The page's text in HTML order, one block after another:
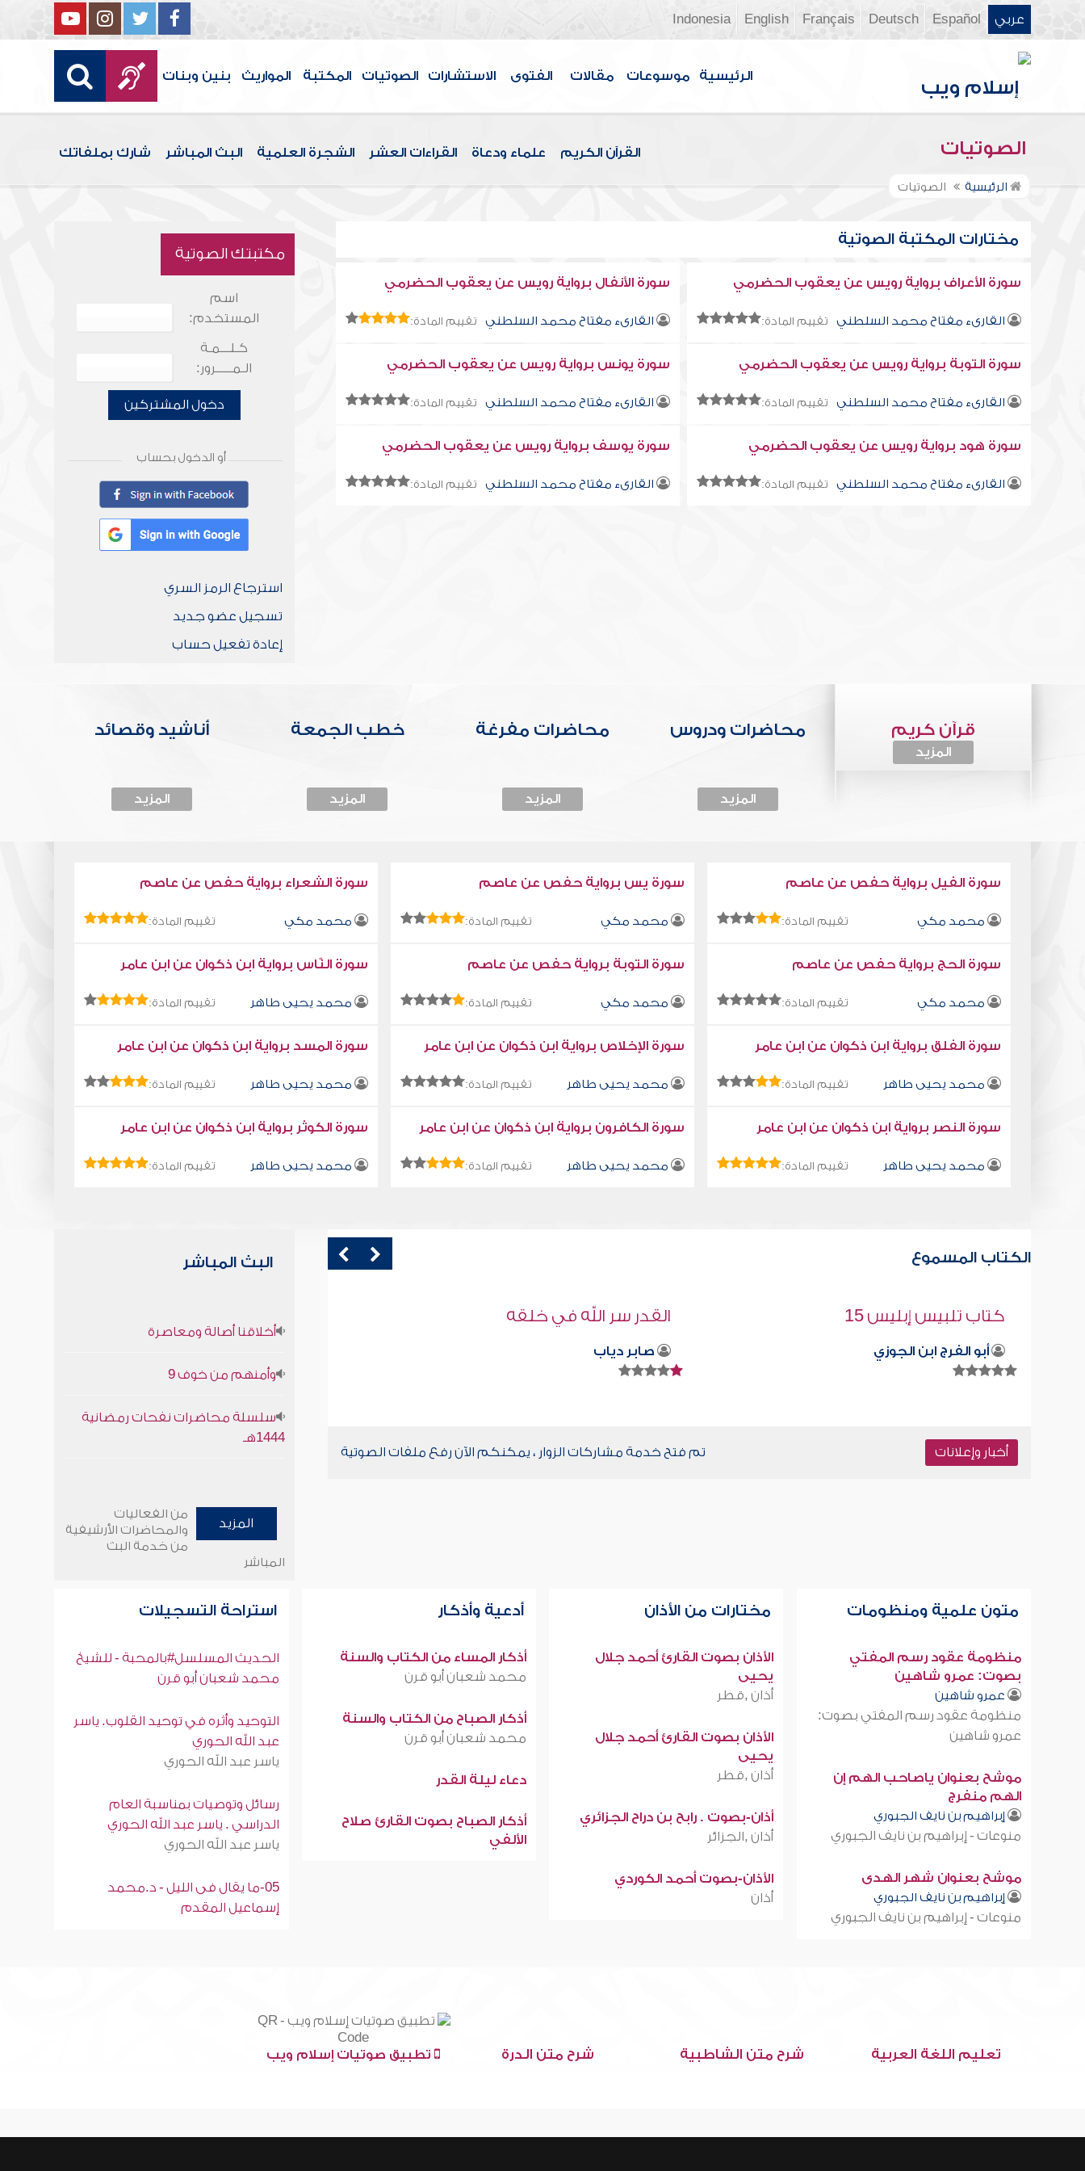
عربي Español
Deutsch
Français
English
Indonesia
الرئيسية موسوعات مقالات الفتوى الاستشارات الصوتيات المكتبة المواريث بنين وبنات
الصوتيات القرآن الكريم علماء ودعاة القراءات العشر الشجرة العلمية البث المباشر شارك بملفاتك
الرئيسية الصوتيات
مختارات المكتبة الصوتية
سورة الأعراف برواية رويس عن يعقوب الحضرمي
القارىء مفتاح محمد السلطني تقييم المادة:
سورة الأنفال برواية رويس عن يعقوب الحضرمي
القارىء مفتاح محمد السلطني تقييم المادة:
سورة التوبة برواية رويس عن يعقوب الحضرمي
القارىء مفتاح محمد السلطني تقييم المادة:
سورة يونس برواية رويس عن يعقوب الحضرمي
القارىء مفتاح محمد السلطني تقييم المادة:
سورة هود برواية رويس عن يعقوب الحضرمي
القارىء مفتاح محمد السلطني تقييم المادة:
سورة يوسف برواية رويس عن يعقوب الحضرمي
القارىء مفتاح محمد السلطني تقييم المادة:
مكتبتك الصوتية
اسم
المستخدم:
كـلـــمـة
الـمـــــرور:
دخول المشتركين
أو الدخول بحساب
استرجاع الرمز السري
تسجيل عضو جديد
إعادة تفعيل حساب
قرآن كريم
المزيد
محاضرات ودروس
المزيد
محاضرات مفرغة
المزيد
خطب الجمعة
المزيد
أناشيد وقصائد
المزيد
سورة الفيل برواية حفص عن عاصم
محمد مكي تقييم المادة:
سورة يس برواية حفص عن عاصم
محمد مكي تقييم المادة:
سورة الشعراء برواية حفص عن عاصم
محمد مكي تقييم المادة:
سورة الحج برواية حفص عن عاصم
محمد مكي تقييم المادة:
سورة التوبة برواية حفص عن عاصم
محمد مكي تقييم المادة:
سورة النّاس برواية ابن ذكوان عن ابن عامر
محمد يحيى طاهر تقييم المادة:
سورة الفلق برواية ابن ذكوان عن ابن عامر
محمد يحيى طاهر تقييم المادة:
سورة الإخلاص برواية ابن ذكوان عن ابن عامر
محمد يحيى طاهر تقييم المادة:
سورة المسد برواية ابن ذكوان عن ابن عامر
محمد يحيى طاهر تقييم المادة:
سورة النصر برواية ابن ذكوان عن ابن عامر
محمد يحيى طاهر تقييم المادة:
سورة الكافرون برواية ابن ذكوان عن ابن عامر
محمد يحيى طاهر تقييم المادة:
سورة الكوثر برواية ابن ذكوان عن ابن عامر
محمد يحيى طاهر تقييم المادة:
الكتاب المسموع
القدر سر الله في خلقه
صابر دياب
كتاب تلبيس إبليس 26
أبو الفرج ابن الجوزي
في فنون التعامل - الاهتمام بالمظهر
محمد العريفي
أخبار وإعلانات تم فتح خدمة مشاركات الزوار ، يمكنكم الآن رفع ملفات الصوتية
البث المباشر
أخلاقنا أصالة ومعاصرة
وأمنهم من خوف 9
سلسلة محاضرات نفحات رمضانية
1444هـ
المزيد
من الفعاليات
والمحاضرات الأرشيفية
من خدمة البث
المباشر
متون علمية ومنظومات
منظومة عقود رسم المفتي
بصوت: عمرو شاهين
عمرو شاهين
منظومة عقود رسم المفتي بصوت:
عمرو شاهين
موشح بعنوان ياصاحب الهم إن
الهم منفرج
إبراهيم بن نايف الجبوري
منوعات - إبراهيم بن نايف الجبوري
موشح بعنوان شهر الهدى
إبراهيم بن نايف الجبوري
منوعات - إبراهيم بن نايف الجبوري
مختارات من الأذان
الأذان بصوت القارئ أحمد جلال
يحيى
أذان ,قطر
الأذان بصوت القارئ أحمد جلال
يحيى
أذان ,قطر
أذان-بصوت . رابح بن دراح الجزائري
أذان ,الجزائر
الأذان-بصوت أحمد الكوردي
أذان
أدعية وأذكار
أذكار المساء من الكتاب والسنة
محمد شعبان أبو قرن
أذكار الصباح من الكتاب والسنة
محمد شعبان أبو قرن
دعاء ليلة القدر
أذكار الصباح بصوت القارئ صلاح
الألفي
استراحة التسجيلات
الحديث المسلسل#بالمحبة - للشيخ
محمد شعبان أبو قرن
التوحيد وأثره في توحيد القلوب. ياسر
عبد الله الحوري
ياسر عبد الله الحوري
رسائل وتوصيات بمناسبة العام
الدراسي . ياسر عبد الله الحوري
ياسر عبد الله الحوري
05-ما يقال فى الليل - د.محمد
إسماعيل المقدم
تعليم اللغة العربية شرح متن الشاطبية شرح متن الدرة تطبيق صوتيات إسلام ويب